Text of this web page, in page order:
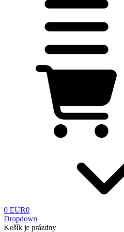
0 EUR0
Dropdown
Košík je prázdny